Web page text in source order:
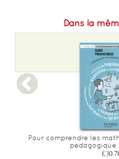
Dans la
Pour comprendre les
pedagogique